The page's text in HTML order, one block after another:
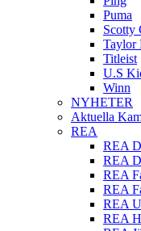
Puma
Scotty
Taylor
Titleist
U.S
Winn
NYHETER
Aktuella
REA
REA
REA
REA
REA
REA
REA